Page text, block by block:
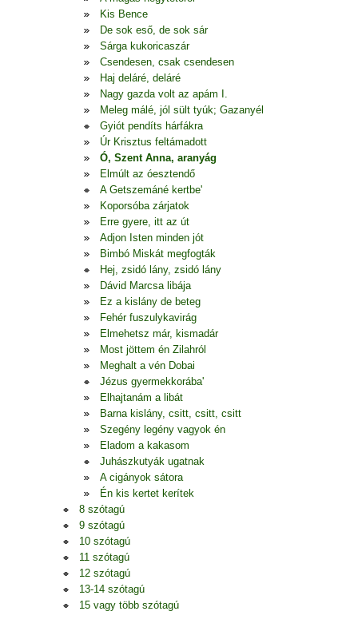
Kis Bence
De sok eső, de sok sár
Sárga kukoricaszár
Csendesen, csak csendesen
Haj deláré, deláré
Nagy gazda volt az apám I.
Meleg málé, jól sült tyúk; Gazanyél
Gyiót pendíts hárfákra
Úr Krisztus feltámadott
Ó, Szent Anna, aranyág
Elmúlt az óesztendő
A Getszemáné kertbe'
Koporsóba zárjatok
Erre gyere, itt az út
Adjon Isten minden jót
Bimbó Miskát megfogták
Hej, zsidó lány, zsidó lány
Dávid Marcsa libája
Ez a kislány de beteg
Fehér fuszulykavirág
Elmehetsz már, kismadár
Most jöttem én Zilahról
Meghalt a vén Dobai
Jézus gyermekkorába'
Elhajtanám a libát
Barna kislány, csitt, csitt, csitt
Szegény legény vagyok én
Eladom a kakasom
Juhászkutyák ugatnak
A cigányok sátora
Én kis kertet kerítek
8 szótagú
9 szótagú
10 szótagú
11 szótagú
12 szótagú
13-14 szótagú
15 vagy több szótagú